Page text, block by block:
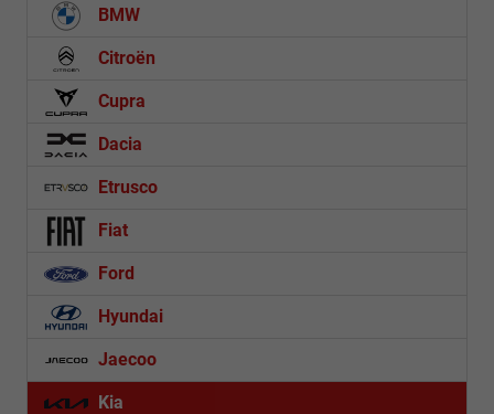
BMW
Citroën
Cupra
Dacia
Etrusco
Fiat
Ford
Hyundai
Jaecoo
Kia